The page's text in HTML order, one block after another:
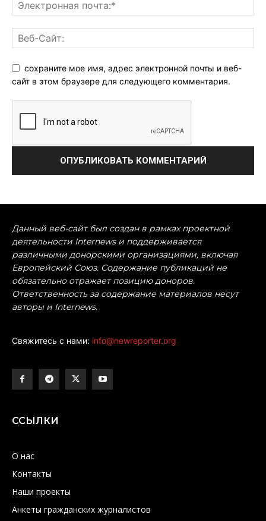
сохраните мое имя, адрес электронной почты и веб-
сайт в этом браузере для следующего комментария.
Данный веб-сайт был создан в рамках проектной
деятельности Internews и поддерживается
различными донорскими организациями, включая
Европейский Союз. Содержание публикаций не
обязательно отражает позицию доноров.
Ответственность за содержание материалов несут
авторы и Internews.
Свяжитесь с нами: info@newreporter.org
ССЫЛКИ
О нас
Контакты
Наши проекты
Анкеты гражданских журналистов